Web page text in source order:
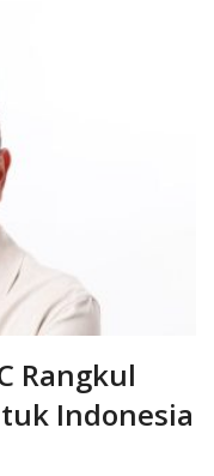
Rangkul
Indonesia